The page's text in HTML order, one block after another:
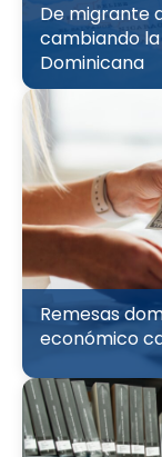
De migrante
cambiando
Dominicana
Remesas
económico